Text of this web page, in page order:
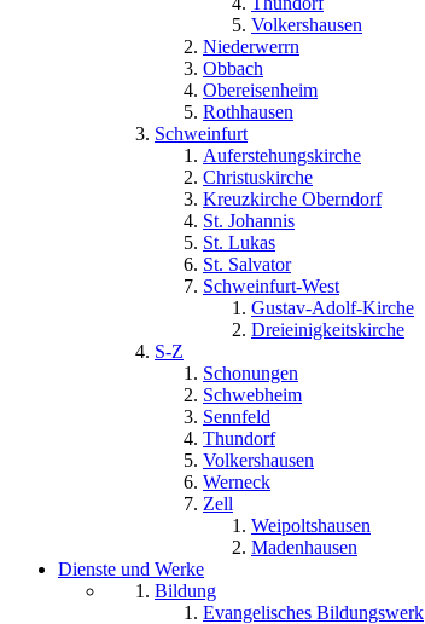
Volkershausen
Niederwerrn
Obbach
Obereisenheim
Rothhausen
Schweinfurt
Auferstehungskirche
Christuskirche
Kreuzkirche Oberndorf
St. Johannis
St. Lukas
St. Salvator
Schweinfurt-West
Gustav-Adolf-Kirche
Dreieinigkeitskirche
S-Z
Schonungen
Schwebheim
Sennfeld
Thundorf
Volkershausen
Werneck
Zell
Weipoltshausen
Madenhausen
Dienste und Werke
Bildung
Evangelisches Bildungswerk